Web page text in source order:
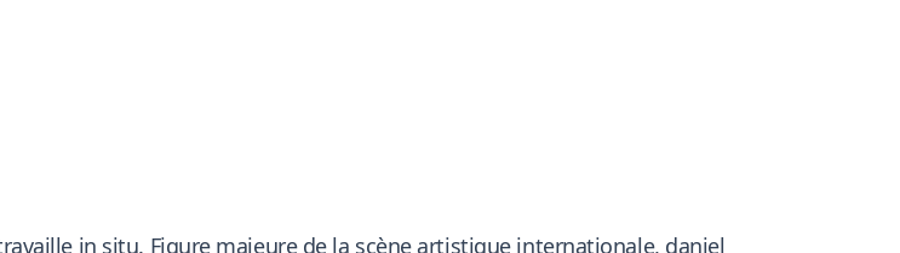
in situ. Figure majeure de la scène artistique internationale, daniel